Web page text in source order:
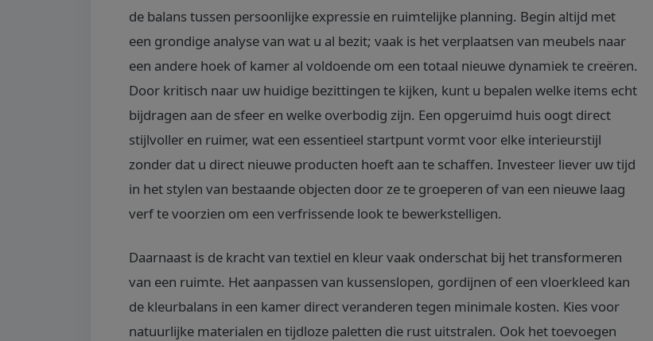
de balans tussen persoonlijke expressie en ruimtelijke planning. Begin altijd met
een grondige analyse van wat u al bezit; vaak is het verplaatsen van meubels naar
een andere hoek of kamer al voldoende om een totaal nieuwe dynamiek te creëren.
Door kritisch naar uw huidige bezittingen te kijken, kunt u bepalen welke items echt
bijdragen aan de sfeer en welke overbodig zijn. Een opgeruimd huis oogt direct
stijlvoller en ruimer, wat een essentieel startpunt vormt voor elke interieurstijl
zonder dat u direct nieuwe producten hoeft aan te schaffen. Investeer liever uw tijd
in het stylen van bestaande objecten door ze te groeperen of van een nieuwe laag
verf te voorzien om een verfrissende look te bewerkstelligen.
Daarnaast is de kracht van textiel en kleur vaak onderschat bij het transformeren
van een ruimte. Het aanpassen van kussenslopen, gordijnen of een vloerkleed kan
de kleurbalans in een kamer direct veranderen tegen minimale kosten. Kies voor
natuurlijke materialen en tijdloze paletten die rust uitstralen. Ook het toevoegen